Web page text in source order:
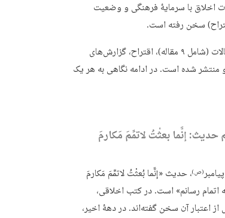
اخلاق با سرمایۀ فرهنگی و وضعیت
سخن رفته است.
بخش‌های مختلف این مجله عبارتند از: سرمقاله، مقالات (شامل ۹ مقاله)، اقتراح، گزارش‌های
که در ۱۹۲ صفحه چاپ و منتشر شده است. در ادامه نگاهی به هر یک
حدیث: إنَّما بعثْتُ لاتمِّمَ مَکارمَ
(ص)، حدیث «إنَّما بُعثْتُ لاتمِّمَ مَکارمَ
اتمام رسانم» است. در کتب اخلاقی،
اعتبار آن سخن گفته‌اند. در دهۀ اخیر،